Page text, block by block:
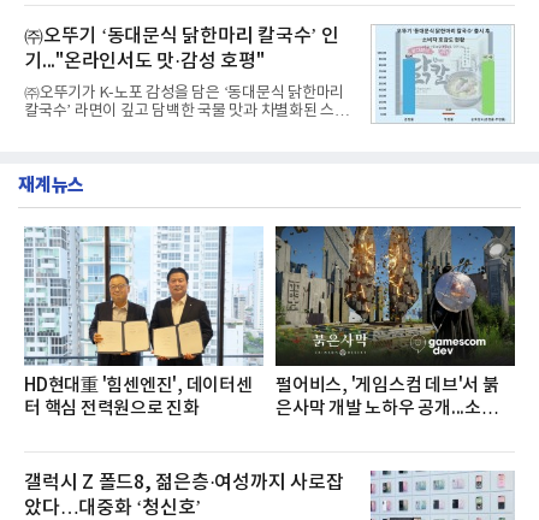
수력원자력, 한국석
떼는 6년 만에 선보이는 8세대 완전변경 모델로, ▲정
교한 선과 면을 중심으로 완성한 파격적인 디자인 ▲
과거 중형 세단 수준으로 확대된 차체 제원 ▲글로벌
최고 수준의 안전성 ▲성능과 효율을 동시에 높인 주
행 완성도 ▲첨단 편의 및 디지털 사양 적용 등을 통해
글로벌 준중형 세단의 새로운 기준을 세웠다.아반떼
는 가솔린 2.0과 1.6 하이브리드 두 가지 파워트레인
넘
㈜오뚜기 ‘동대문식 닭한마리 칼국수’ 인
기..."온라인서도 맛·감성 호평"
㈜오뚜기가 K-노포 감성을 담은 ‘동대문식 닭한마리
칼국수’ 라면이 깊고 담백한 국물 맛과 차별화된 스토
단 18일 만에 누적 판매량 50만 개를 돌파하는 성과를
했다. 자극적이지 않으면서도 깊은 닭육수에 마늘의
개운한 풍미를 더했으며, 국물이 잘 배어들면서도 쫄
깃한 식감이 살아있는 칼국수 면발을 정교하게 구현
했다는게 회사측의 설명이다.실제 현장 시식 행사에
서도
재계뉴스
HD현대重 '힘센엔진', 데이터센
터 핵심 전력원으로 진화
펄어비스, '게임스컴 데브'서 붉
은사막 개발 노하우 공개...소비자
갤럭시 Z 폴드8, 젊은층·여성까지 사로잡
았다…대중화 ‘청신호’